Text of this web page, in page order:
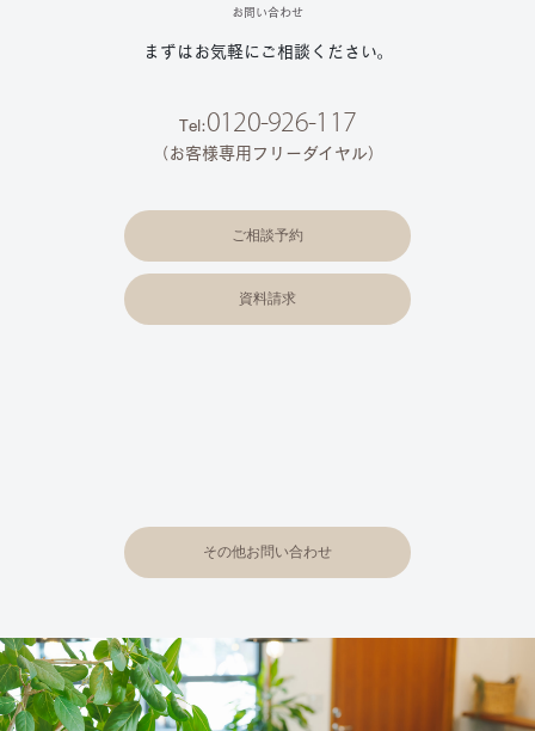
お問い合わせ
まずはお気軽にご相談ください。
Tel:0120-926-117
（お客様専用フリーダイヤル）
ご相談予約
資料請求
その他お問い合わせ